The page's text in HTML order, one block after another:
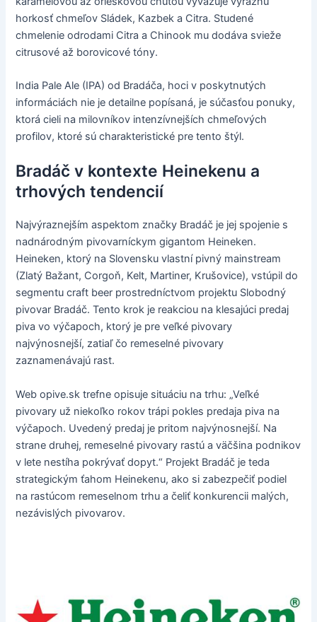
horkosť chmeľov Sládek, Kazbek a Citra. Studené
chmelenie odrodami Citra a Chinook mu dodáva svieže
citrusové až borovicové tóny.
India Pale Ale (IPA) od Bradáča, hoci v poskytnutých
informáciách nie je detailne popísaná, je súčasťou ponuky,
ktorá cieli na milovníkov intenzívnejších chmeľových
profilov, ktoré sú charakteristické pre tento štýl.
Bradáč v kontexte Heinekenu a
trhových tendencií
Najvýraznejším aspektom značky Bradáč je jej spojenie s
nadnárodným pivovarníckym gigantom Heineken.
Heineken, ktorý na Slovensku vlastní pivný mainstream
(Zlatý Bažant, Corgoň, Kelt, Martiner, Krušovice), vstúpil do
segmentu craft beer prostredníctvom projektu Slobodný
pivovar Bradáč. Tento krok je reakciou na klesajúci predaj
piva vo výčapoch, ktorý je pre veľké pivovary
najvýnosnejší, zatiaľ čo remeselné pivovary
zaznamenávajú rast.
Web opive.sk trefne opisuje situáciu na trhu: „Veľké
pivovary už niekoľko rokov trápi pokles predaja piva na
výčapoch. Uvedený predaj je pritom najvýnosnejší. Na
strane druhej, remeselné pivovary rastú a väčšina podnikov
v lete nestíha pokrývať dopyt.“ Projekt Bradáč je teda
strategickým ťahom Heinekenu, ako si zabezpečiť podiel
na rastúcom remeselnom trhu a čeliť konkurencii malých,
nezávislých pivovarov.